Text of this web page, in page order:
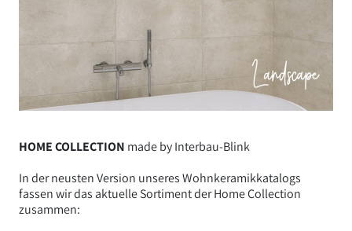
HOME COLLECTION made by Interbau-Blink
In der neusten Version unseres Wohnkeramikkatalogs
fassen wir das aktuelle Sortiment der Home Collection
zusammen: